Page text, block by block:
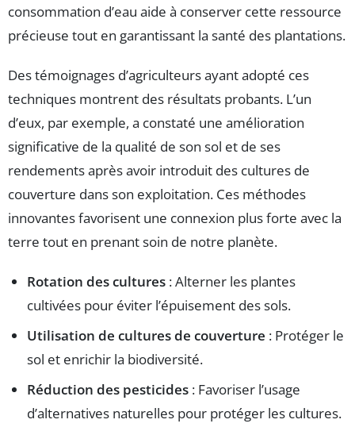
consommation d’eau aide à conserver cette ressource
précieuse tout en garantissant la santé des plantations.
Des témoignages d’agriculteurs ayant adopté ces
techniques montrent des résultats probants. L’un
d’eux, par exemple, a constaté une amélioration
significative de la qualité de son sol et de ses
rendements après avoir introduit des cultures de
couverture dans son exploitation. Ces méthodes
innovantes favorisent une connexion plus forte avec la
terre tout en prenant soin de notre planète.
Rotation des cultures : Alterner les plantes
cultivées pour éviter l’épuisement des sols.
Utilisation de cultures de couverture : Protéger le
sol et enrichir la biodiversité.
Réduction des pesticides : Favoriser l’usage
d’alternatives naturelles pour protéger les cultures.